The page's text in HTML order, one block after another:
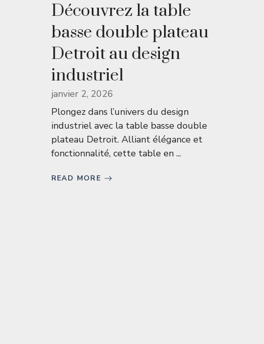
Découvrez la table
basse double plateau
Detroit au design
industriel
janvier 2, 2026
Plongez dans l’univers du design
industriel avec la table basse double
plateau Detroit. Alliant élégance et
fonctionnalité, cette table en ...
READ MORE